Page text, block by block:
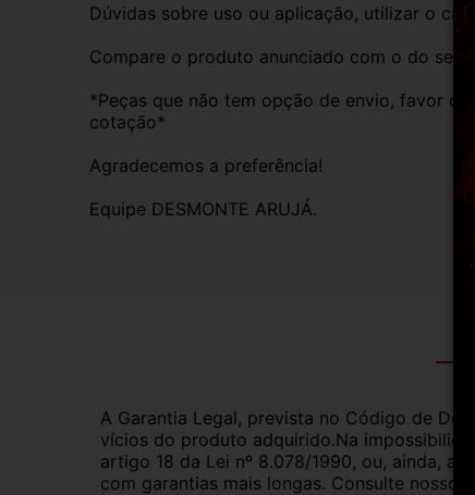
Dúvidas sobre uso ou aplicação, utilizar o
Compare o produto anunciado com o do seu
*Peças que não tem opção de envio, favor
cotação*
Agradecemos a preferência!
Equipe DESMONTE ARUJÁ.
A Garantia Legal, prevista no Código de
vícios do produto adquirido.Na
artigo 18 da Lei nº 8.078/1990, ou, ainda,
com garantias mais longas. Consulte nossos